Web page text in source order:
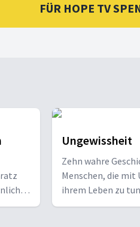
FÜR HOPE TV
mit!
Ungewissheit
Zehn wahre
Menschen, die mit
ihrem Leben zu